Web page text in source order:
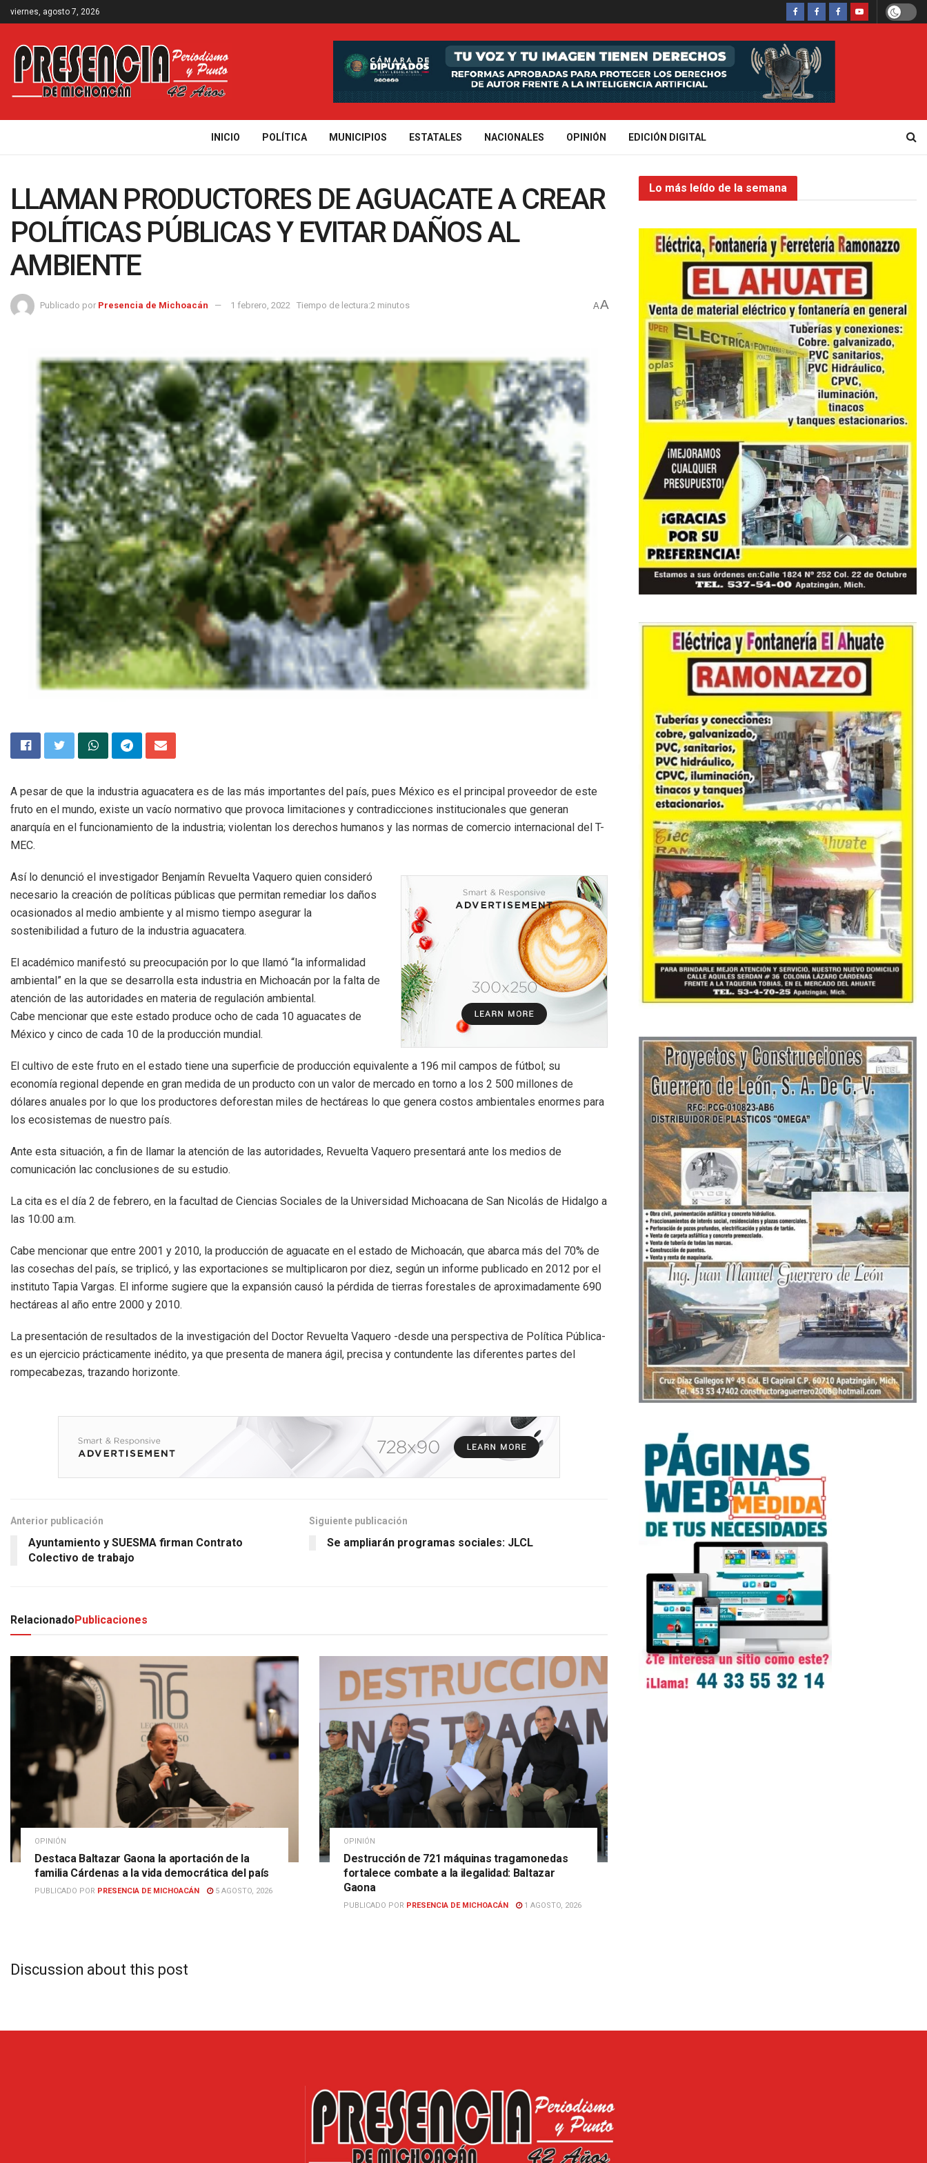
viernes, agosto 7, 2026
INICIO POLÍTICA MUNICIPIOS ESTATALES NACIONALES OPINIÓN EDICIÓN DIGITAL
LLAMAN PRODUCTORES DE AGUACATE A CREAR
POLÍTICAS PÚBLICAS Y EVITAR DAÑOS AL
AMBIENTE
Publicado por Presencia de Michoacán 1 febrero, 2022 Tiempo de lectura:2 minutos AA
A pesar de que la industria aguacatera es de las más importantes del país, pues México es el principal proveedor de este
fruto en el mundo, existe un vacío normativo que provoca limitaciones y contradicciones institucionales que generan
anarquía en el funcionamiento de la industria; violentan los derechos humanos y las normas de comercio internacional del T-
MEC.
Así lo denunció el investigador Benjamín Revuelta Vaquero quien consideró
necesario la creación de políticas públicas que permitan remediar los daños
ocasionados al medio ambiente y al mismo tiempo asegurar la
sostenibilidad a futuro de la industria aguacatera.
El académico manifestó su preocupación por lo que llamó “la informalidad
ambiental” en la que se desarrolla esta industria en Michoacán por la falta de
atención de las autoridades en materia de regulación ambiental.
Cabe mencionar que este estado produce ocho de cada 10 aguacates de
México y cinco de cada 10 de la producción mundial.
El cultivo de este fruto en el estado tiene una superficie de producción equivalente a 196 mil campos de fútbol; su
economía regional depende en gran medida de un producto con un valor de mercado en torno a los 2 500 millones de
dólares anuales por lo que los productores deforestan miles de hectáreas lo que genera costos ambientales enormes para
los ecosistemas de nuestro país.
Ante esta situación, a fin de llamar la atención de las autoridades, Revuelta Vaquero presentará ante los medios de
comunicación lac conclusiones de su estudio.
La cita es el día 2 de febrero, en la facultad de Ciencias Sociales de la Universidad Michoacana de San Nicolás de Hidalgo a
las 10:00 a:m.
Cabe mencionar que entre 2001 y 2010, la producción de aguacate en el estado de Michoacán, que abarca más del 70% de
las cosechas del país, se triplicó, y las exportaciones se multiplicaron por diez, según un informe publicado en 2012 por el
instituto Tapia Vargas. El informe sugiere que la expansión causó la pérdida de tierras forestales de aproximadamente 690
hectáreas al año entre 2000 y 2010.
La presentación de resultados de la investigación del Doctor Revuelta Vaquero -desde una perspectiva de Política Pública-
es un ejercicio prácticamente inédito, ya que presenta de manera ágil, precisa y contundente las diferentes partes del
rompecabezas, trazando horizonte.
Anterior publicación
Ayuntamiento y SUESMA firman Contrato
Colectivo de trabajo
Siguiente publicación
Se ampliarán programas sociales: JLCL
Relacionado Publicaciones
OPINIÓN
Destaca Baltazar Gaona la aportación de la
familia Cárdenas a la vida democrática del país
PUBLICADO POR PRESENCIA DE MICHOACÁN 5 AGOSTO, 2026
OPINIÓN
Destrucción de 721 máquinas tragamonedas
fortalece combate a la ilegalidad: Baltazar
Gaona
PUBLICADO POR PRESENCIA DE MICHOACÁN 1 AGOSTO, 2026
Discussion about this post
Lo más leído de la semana